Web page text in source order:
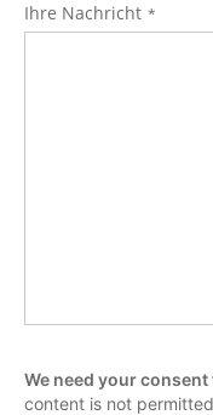
Ihre Nachricht
We need your
content is not